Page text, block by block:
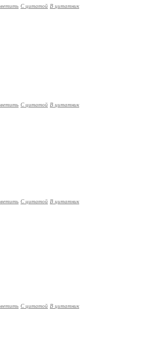
С цитатой В цитатник
С цитатой В цитатник
С цитатой В цитатник
С цитатой В цитатник